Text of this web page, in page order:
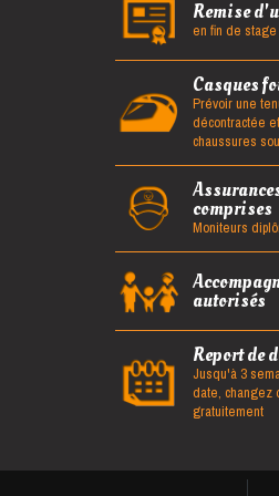
Remise
en fin de stage
Casques
Prévoir une
décontractée
chaussures
comprises
Moniteurs
autorisés
Report de
Jusqu'à 3
date, changez
gratuitement